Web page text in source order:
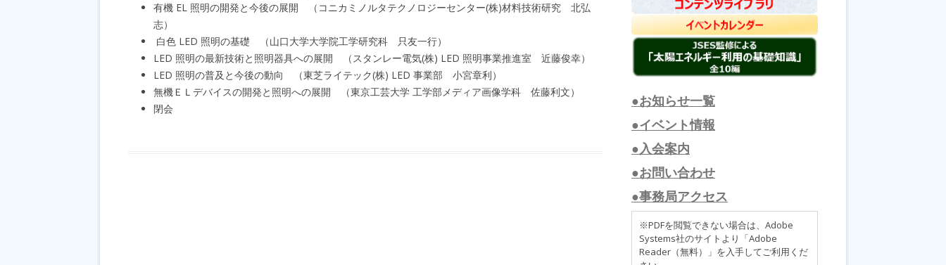
有機 EL 照明の開発と今後の展開 （コニカミノルタテクノロジーセンター(株)材料技術研究 北弘
志）
白色 LED 照明の基礎 （山口大学大学院工学研究科 只友一行）
LED 照明の最新技術と照明器具への展開 （スタンレー電気(株) LED 照明事業推進室 近藤俊幸）
LED 照明の普及と今後の動向 （東芝ライテック(株) LED 事業部 小宮章利）
無機ＥＬデバイスの開発と照明への展開 （東京工芸大学 工学部メディア画像学科 佐藤利文）
閉会
●お知らせ一覧
●イベント情報
●入会案内
●お問い合わせ
●事務局アクセス
※PDFを閲覧できない場合は、Adobe
Systems社のサイトより「Adobe
Reader（無料）」を入手してご利用くだ